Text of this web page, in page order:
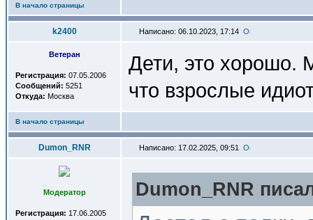
В начало страницы
k2400 Написано: 06.10.2023, 17:14
Ветеран
Регистрация: 07.05.2006
Сообщений: 5251
Откуда: Москва
Дети, это хорошо.
что взрослые
В начало страницы
Dumon_RNR Написано: 17.02.2025, 09:51
Модератор
Регистрация: 17.06.2005
Dumon_RNR